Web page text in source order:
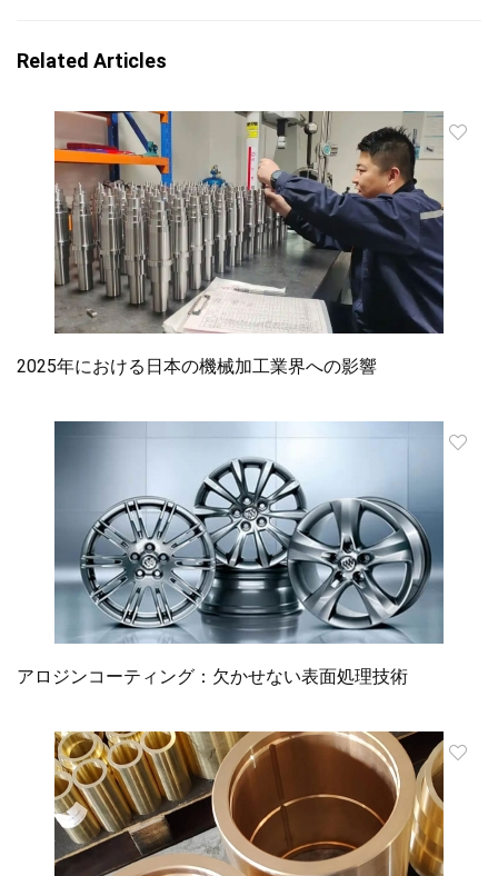
Related Articles
2025年における日本の機械加工業界への影響
アロジンコーティング：欠かせない表面処理技術